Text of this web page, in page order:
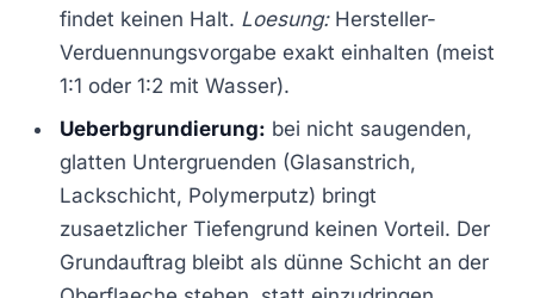
findet keinen Halt. Loesung:Hersteller-
Verduennungsvorgabe exakt einhalten (meist
1:1 oder 1:2 mit Wasser).
Ueberbgrundierung: bei nicht saugenden,
glatten Untergruenden (Glasanstrich,
Lackschicht, Polymerputz) bringt
zusaetzlicher Tiefengrund keinen Vorteil. Der
Grundauftrag bleibt als dünne Schicht an der